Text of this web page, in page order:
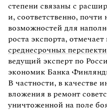
степени связаны с
и, соответственно,
возможностей для
роста экспорта, отмечает
среднесрочных
ведущий эксперт по
экономик Банка
В частности, в качестве
вложения в ремонт
уничтоженной на поле